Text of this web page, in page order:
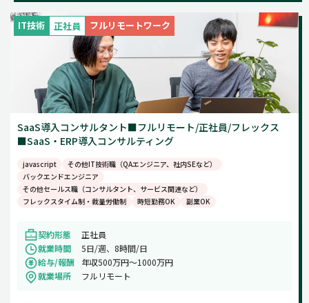
IT技術 正社員 フルリモートワーク
SaaS導入コンサルタント■フルリモート/正社員/フレックス
■SaaS・ERP導入コンサルティング
javascript
その他IT技術職（QAエンジニア、社内SEなど）
バックエンドエンジニア
その他セールス職（コンサルタント、サービス関連など）
フレックスタイム制・裁量労働制
時短勤務OK 副業OK
契約形態
正社員
就業時間
5日/週、8時間/日
給与/報酬
年収500万円〜1000万円
就業場所
フルリモート